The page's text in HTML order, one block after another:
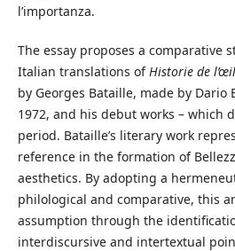
l’importanza.
The essay proposes a comparative
Italian translations of Historie de l’œil
by Georges Bataille, made by Dario
1972, and his debut works – which
period. Bataille’s literary work
reference in the formation of
aesthetics. By adopting a
philological and comparative, this
assumption through the
interdiscursive and intertextual